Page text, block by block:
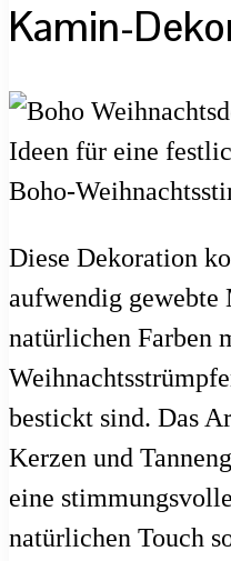
Kamin-
Diese Dekoration
aufwendig gewebte
natürlichen Farben
bestickt sind. Das
Kerzen und
eine
natürlichen Touch